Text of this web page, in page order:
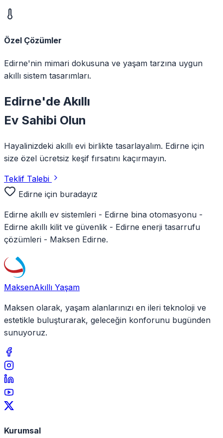
Özel Çözümler
Edirne'nin mimari dokusuna ve yaşam tarzına uygun
akıllı sistem tasarımları.
Edirne'de Akıllı
Ev Sahibi Olun
Hayalinizdeki akıllı evi birlikte tasarlayalım. Edirne için
size özel ücretsiz keşif fırsatını kaçırmayın.
Teklif Talebi
Edirne için buradayız
Edirne akıllı ev sistemleri - Edirne bina otomasyonu -
Edirne akıllı kilit ve güvenlik - Edirne enerji tasarrufu
çözümleri - Maksen Edirne.
MaksenAkıllı Yaşam
Maksen olarak, yaşam alanlarınızı en ileri teknoloji ve
estetikle buluşturarak, geleceğin konforunu bugünden
sunuyoruz.
Kurumsal